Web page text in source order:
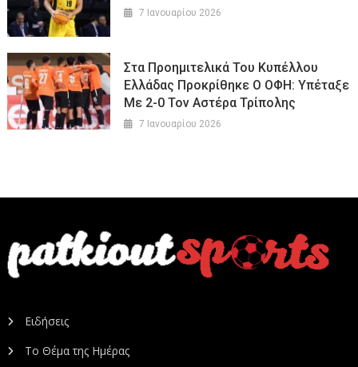
7 Ιανουαρίου 2026
Στα Προημιτελικά Του Κυπέλλου
Ελλάδας Προκρίθηκε Ο ΟΦΗ: Υπέταξε
Με 2-0 Τον Αστέρα Τρίπολης
7 Ιανουαρίου 2026
Ειδήσεις
Το Θέμα της Ημέρας